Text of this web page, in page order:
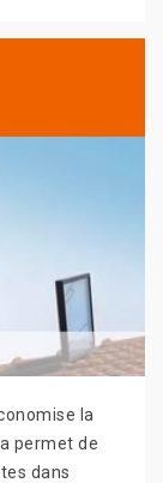
la
permet de
dans